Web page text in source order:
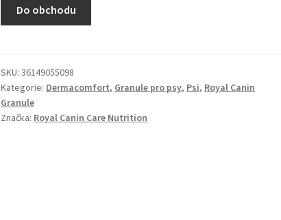
Do obchodu
SKU:36149055098
Kategorie: Dermacomfort, Granule pro psy, Psi, Royal Canin
Granule
Značka: Royal Canin Care Nutrition